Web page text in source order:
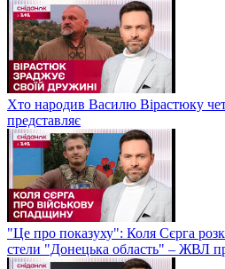
Хто народив Василю Вірастюку
представляє
"Це про показуху": Коля Сєрга
стели "Донецька область" – ЖВЛ